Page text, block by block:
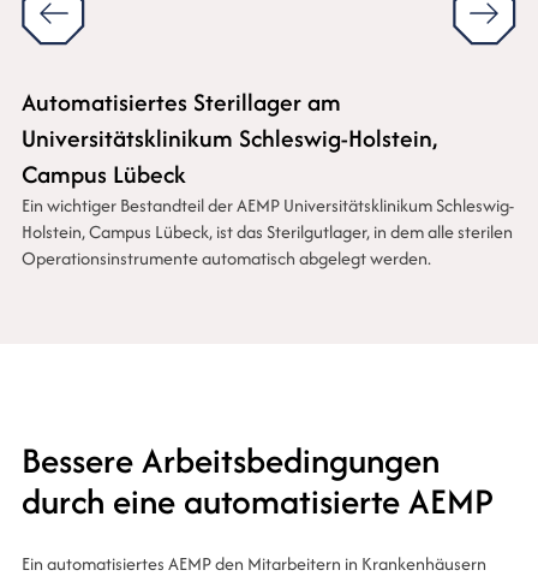
Automatisiertes Sterillager am
Universitätsklinikum Schleswig-Holstein,
Campus Lübeck
Ein wichtiger Bestandteil der AEMP Universitätsklinikum Schleswig-
Holstein, Campus Lübeck, ist das Sterilgutlager, in dem alle sterilen
Operationsinstrumente automatisch abgelegt werden.
Bessere Arbeitsbedingungen
durch eine automatisierte AEMP
Ein automatisiertes AEMP den Mitarbeitern in Krankenhäusern